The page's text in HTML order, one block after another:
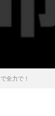
全力で！